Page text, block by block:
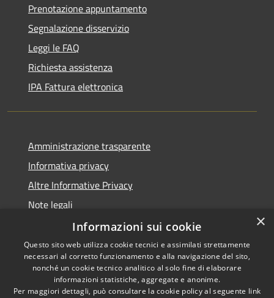
Prenotazione appuntamento
Segnalazione disservizio
Leggi le FAQ
Richiesta assistenza
IPA Fattura elettronica
Amministrazione trasparente
Informativa privacy
Altre Informative Privacy
Note legali
Dichiarazione di accessibilità
RSS
Copyright © 2026 • Comune di
×
Informazioni sui cookie
Questo sito web utilizza cookie tecnici e assimilati strettamente
necessari al corretto funzionamento e alla navigazione del sito,
nonché un cookie tecnico analitico al solo fine di elaborare
informazioni statistiche, aggregate e anonime.
Per maggiori dettagli, può consultare la cookie policy al seguente link